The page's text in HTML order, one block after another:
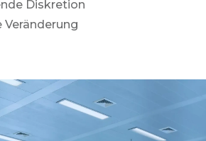
Diskretion
Veränderung